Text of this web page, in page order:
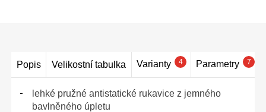
Popis Velikostní tabulka Varianty 4 Parametry 7
lehké pružné antistatické rukavice z jemného
bavlněného úpletu